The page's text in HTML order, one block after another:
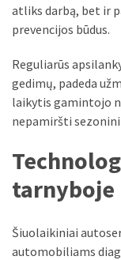
atliks darbą, bet ir
prevencijos būdus.
Reguliarūs
gedimų, padeda
laikytis gamintojo
nepamiršti
tarnyboje
Šiuolaikiniai
automobiliams